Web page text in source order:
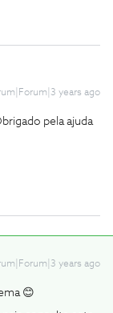
years ago
pela ajuda
years ago
😊